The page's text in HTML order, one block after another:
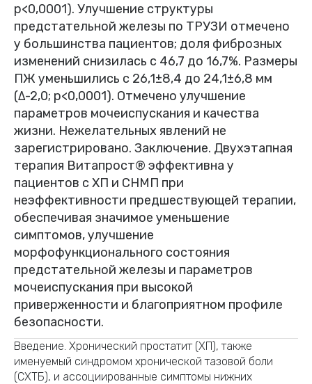
p<0,0001). Улучшение структуры
предстательной железы по ТРУЗИ отмечено
у большинства пациентов; доля фиброзных
изменений снизилась с 46,7 до 16,7%. Размеры
ПЖ уменьшились с 26,1±8,4 до 24,1±6,8 мм
(Δ-2,0; p<0,0001). Отмечено улучшение
параметров мочеиспускания и качества
жизни. Нежелательных явлений не
зарегистрировано. Заключение. Двухэтапная
терапия Витапрост® эффективна у
пациентов с ХП и СНМП при
неэффективности предшествующей терапии,
обеспечивая значимое уменьшение
симптомов, улучшение
морфофункционального состояния
предстательной железы и параметров
мочеиспускания при высокой
приверженности и благоприятном профиле
безопасности.
Введение. Хронический простатит (ХП), также
именуемый синдромом хронической тазовой боли
(СХТБ), и ассоциированные симптомы нижних